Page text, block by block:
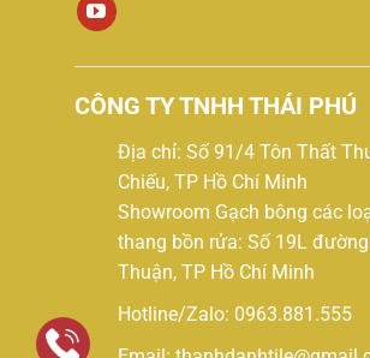
CÔNG TY TNHH THÁI PHÚ
Địa chỉ: Số 91/4 Tôn Thất
Chiếu, TP Hồ Chí Minh
Showroom Gạch bông các
thang bồn rửa: Số 19L
Thuận, TP Hồ Chí Minh
Hotline/Zalo: 0963.881.555